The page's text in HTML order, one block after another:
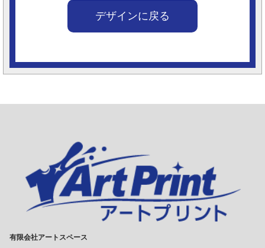
デザインに戻る
有限会社アートスペース